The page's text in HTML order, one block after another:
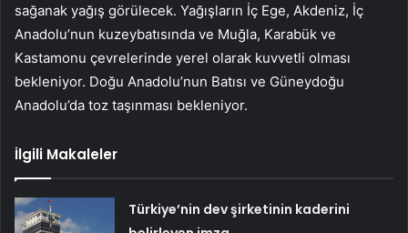
sağanak yağış görülecek. Yağışların İç Ege, Akdeniz, İç
Anadolu’nun kuzeybatısında ve Muğla, Karabük ve
Kastamonu çevrelerinde yerel olarak kuvvetli olması
bekleniyor. Doğu Anadolu’nun Batısı ve Güneydoğu
Anadolu’da toz taşınması bekleniyor.
İlgili Makaleler
Türkiye’nin dev şirketinin kaderini